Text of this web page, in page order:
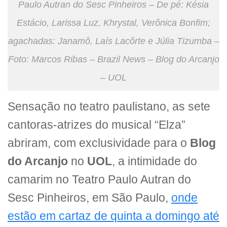
Paulo Autran do Sesc Pinheiros – De pé: Késia
Estácio, Larissa Luz, Khrystal, Verônica Bonfim;
agachadas: Janamô, Laís Lacôrte e Júlia Tizumba –
Foto: Marcos Ribas – Brazil News – Blog do Arcanjo
– UOL
Sensação no teatro paulistano, as sete
cantoras-atrizes do musical “Elza”
abriram, com exclusividade para o Blog
do Arcanjo no UOL, a intimidade do
camarim no Teatro Paulo Autran do
Sesc Pinheiros, em São Paulo, onde
estão em cartaz de quinta a domingo até